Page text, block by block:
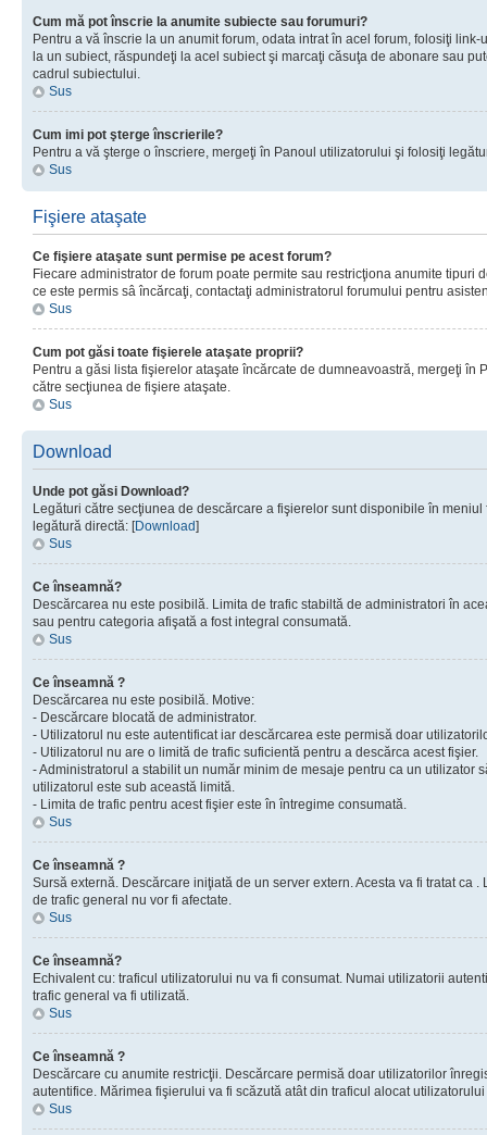
Cum mă pot înscrie la anumite subiecte sau forumuri?
Pentru a vă înscrie la un anumit forum, odata intrat în acel forum, folosiţi
la un subiect, răspundeţi la acel subiect şi marcaţi căsuţa de abonare sau
cadrul subiectului.
Sus
Cum imi pot şterge înscrierile?
Pentru a vă şterge o înscriere, mergeţi în Panoul utilizatorului şi folosiţi
Sus
Fişiere ataşate
Ce fişiere ataşate sunt permise pe acest forum?
Fiecare administrator de forum poate permite sau restricţiona anumite tipuri
ce este permis sâ încărcaţi, contactaţi administratorul forumului pentru
Sus
Cum pot găsi toate fişierele ataşate proprii?
Pentru a găsi lista fişierelor ataşate încărcate de dumneavoastră, mergeţi în
către secţiunea de fişiere ataşate.
Sus
Download
Unde pot găsi Download?
Legături către secţiunea de descărcare a fişierelor sunt disponibile în
legătură directă: [Download]
Sus
Ce înseamnă?
Descărcarea nu este posibilă. Limita de trafic stabiltă de administratori în
sau pentru categoria afişată a fost integral consumată.
Sus
Ce înseamnă ?
Descărcarea nu este posibilă. Motive:
- Descărcare blocată de administrator.
- Utilizatorul nu este autentificat iar descărcarea este permisă doar
- Utilizatorul nu are o limită de trafic suficientă pentru a descărca acest fişier.
- Administratorul a stabilit un număr minim de mesaje pentru ca un utilizator
utilizatorul este sub această limită.
- Limita de trafic pentru acest fişier este în întregime consumată.
Sus
Ce înseamnă ?
Sursă externă. Descărcare iniţiată de un server extern. Acesta va fi tratat ca
de trafic general nu vor fi afectate.
Sus
Ce înseamnă?
Echivalent cu: traficul utilizatorului nu va fi consumat. Numai utilizatorii
trafic general va fi utilizată.
Sus
Ce înseamnă ?
Descărcare cu anumite restricţii. Descărcare permisă doar utilizatorilor
autentifice. Mărimea fişierului va fi scăzută atât din traficul alocat
Sus